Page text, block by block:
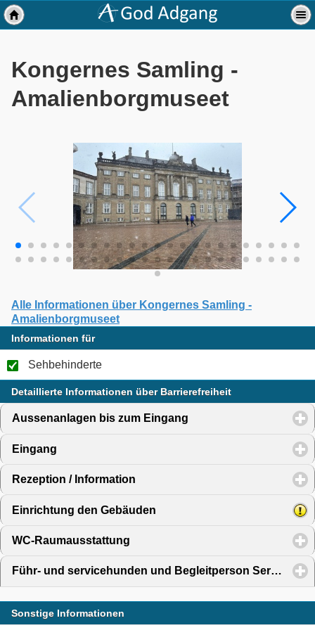
Kongernes Samling -
Amalienborgmuseet
Alle Informationen über Kongernes Samling -
Amalienborgmuseet
Informationen für
Sehbehinderte
Detaillierte Informationen über Barrierefreiheit
Aussenanlagen bis zum Eingang click to expand
Eingang
Rezeption / Information
Einrichtung den Gebäuden
WC-Raumausstattung
Führ- und servicehunden und Begleitperson Service
Sonstige Informationen